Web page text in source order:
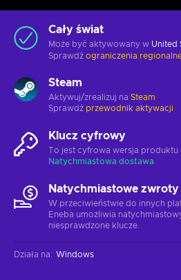
Cały świat
Może być aktywowany w United
Sprawdź ograniczenia
Steam
Aktywuj/zrealizuj na Steam
Sprawdź przewodnik aktywacji
Klucz cyfrowy
To jest cyfrowa wersja produktu
Natychmiastowa dostawa
Natychmiastowe zwroty
W przeciwieństwie do innych
Eneba umożliwia
niesprawdzone klucze.
Działa na: Windows